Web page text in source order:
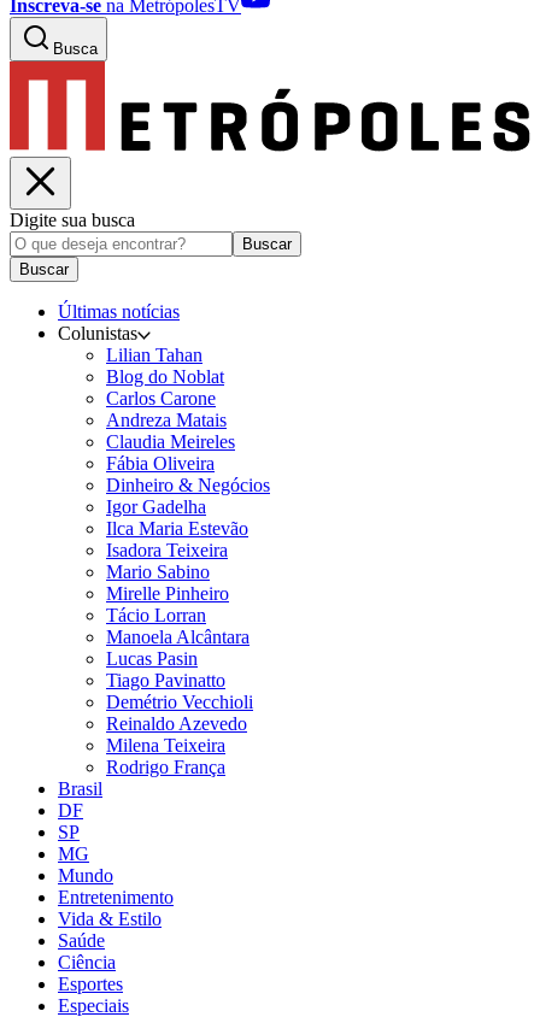
Inscreva-se na MetrópolesTV
Busca
Digite sua busca
Buscar
Buscar
Últimas notícias
Colunistas
Lilian Tahan
Blog do Noblat
Carlos Carone
Andreza Matais
Claudia Meireles
Fábia Oliveira
Dinheiro & Negócios
Igor Gadelha
Ilca Maria Estevão
Isadora Teixeira
Mario Sabino
Mirelle Pinheiro
Tácio Lorran
Manoela Alcântara
Lucas Pasin
Tiago Pavinatto
Demétrio Vecchioli
Reinaldo Azevedo
Milena Teixeira
Rodrigo França
Brasil
DF
SP
MG
Mundo
Entretenimento
Vida & Estilo
Saúde
Ciência
Esportes
Especiais